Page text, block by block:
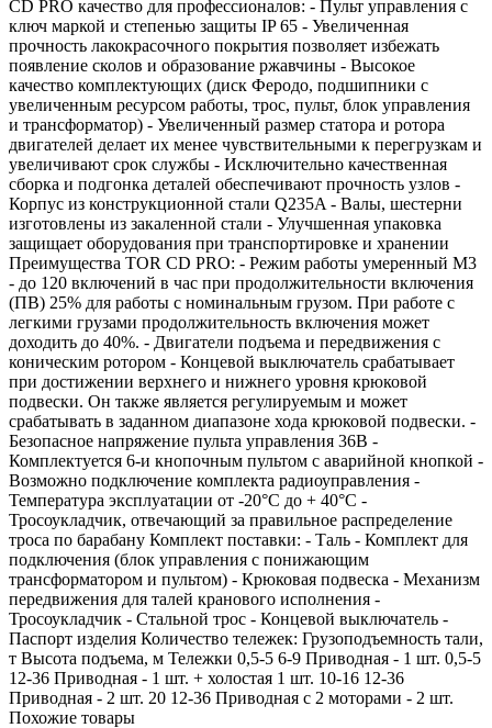
CD PRO качество для профессионалов: - Пульт управления с
ключ маркой и степенью защиты IP 65 - Увеличенная
прочность лакокрасочного покрытия позволяет избежать
появление сколов и образование ржавчины - Высокое
качество комплектующих (диск Феродо, подшипники с
увеличенным ресурсом работы, трос, пульт, блок управления
и трансформатор) - Увеличенный размер статора и ротора
двигателей делает их менее чувствительными к перегрузкам и
увеличивают срок службы - Исключительно качественная
сборка и подгонка деталей обеспечивают прочность узлов -
Корпус из конструкционной стали Q235A - Валы, шестерни
изготовлены из закаленной стали - Улучшенная упаковка
защищает оборудования при транспортировке и хранении
Преимущества TOR CD PRO: - Режим работы умеренный М3
- до 120 включений в час при продолжительности включения
(ПВ) 25% для работы с номинальным грузом. При работе с
легкими грузами продолжительность включения может
доходить до 40%. - Двигатели подъема и передвижения с
коническим ротором - Концевой выключатель срабатывает
при достижении верхнего и нижнего уровня крюковой
подвески. Он также является регулируемым и может
срабатывать в заданном диапазоне хода крюковой подвески. -
Безопасное напряжение пульта управления 36В -
Комплектуется 6-и кнопочным пультом с аварийной кнопкой -
Возможно подключение комплекта радиоуправления -
Температура эксплуатации от -20°C до + 40°C -
Тросоукладчик, отвечающий за правильное распределение
троса по барабану Комплект поставки: - Таль - Комплект для
подключения (блок управления с понижающим
трансформатором и пультом) - Крюковая подвеска - Механизм
передвижения для талей кранового исполнения -
Тросоукладчик - Стальной трос - Концевой выключатель -
Паспорт изделия Количество тележек: Грузоподъемность тали,
т Высота подъема, м Тележки 0,5-5 6-9 Приводная - 1 шт. 0,5-5
12-36 Приводная - 1 шт. + холостая 1 шт. 10-16 12-36
Приводная - 2 шт. 20 12-36 Приводная с 2 моторами - 2 шт.
Похожие товары